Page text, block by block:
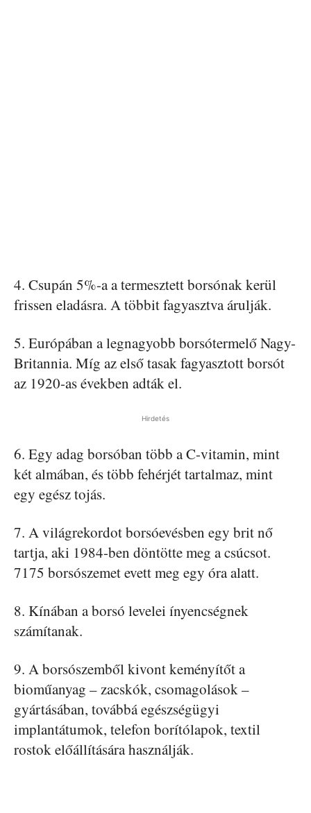
4. Csupán 5%-a a termesztett borsónak kerül
frissen eladásra. A többit fagyasztva árulják.
5. Európában a legnagyobb borsótermelő Nagy-
Britannia. Míg az első tasak fagyasztott borsót
az 1920-as években adták el.
Hirdetés
6. Egy adag borsóban több a C-vitamin, mint
két almában, és több fehérjét tartalmaz, mint
egy egész tojás.
7. A világrekordot borsóevésben egy brit nő
tartja, aki 1984-ben döntötte meg a csúcsot.
7175 borsószemet evett meg egy óra alatt.
8. Kínában a borsó levelei ínyencségnek
számítanak.
9. A borsószemből kivont keményítőt a
bioműanyag – zacskók, csomagolások –
gyártásában, továbbá egészségügyi
implantátumok, telefon borítólapok, textil
rostok előállítására használják.